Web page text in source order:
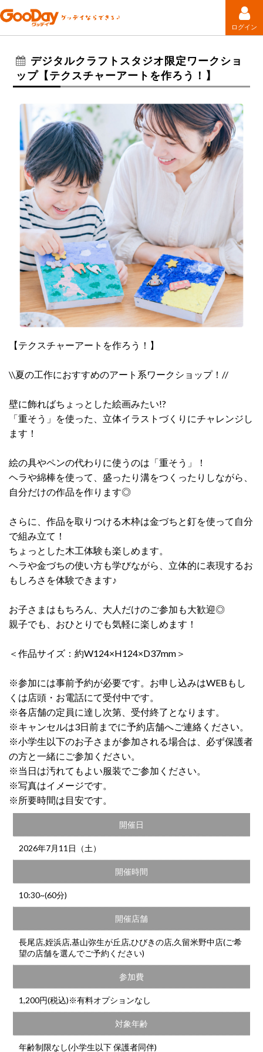
ログイン
デジタルクラフトスタジオ限定ワークショ
ップ【テクスチャーアートを作ろう！】
【テクスチャーアートを作ろう！】
\\夏の工作におすすめのアート系ワークショップ！//
壁に飾ればちょっとした絵画みたい!?
「重そう」を使った、立体イラストづくりにチャレンジし
ます！
絵の具やペンの代わりに使うのは「重そう」！
ヘラや綿棒を使って、盛ったり溝をつくったりしながら、
自分だけの作品を作ります◎
さらに、作品を取りつける木枠は金づちと釘を使って自分
で組み立て！
ちょっとした木工体験も楽しめます。
ヘラや金づちの使い方も学びながら、立体的に表現するお
もしろさを体験できます♪
お子さまはもちろん、大人だけのご参加も大歓迎◎
親子でも、おひとりでも気軽に楽しめます！
＜作品サイズ：約W124×H124×D37mm＞
※参加には事前予約が必要です。お申し込みはWEBもし
くは店頭・お電話にて受付中です。
※各店舗の定員に達し次第、受付終了となります。
※キャンセルは3日前までに予約店舗へご連絡ください。
※小学生以下のお子さまが参加される場合は、必ず保護者
の方と一緒にご参加ください。
※当日は汚れてもよい服装でご参加ください。
※写真はイメージです。
※所要時間は目安です。
開催日
2026年7月11日（土）
開催時間
10:30~(60分)
開催店舗
長尾店,姪浜店,基山弥生が丘店,ひびきの店,久留米野中店(ご希
望の店舗を選んでご予約ください)
参加費
1,200円(税込)※有料オプションなし
対象年齢
年齢制限なし(小学生以下 保護者同伴)